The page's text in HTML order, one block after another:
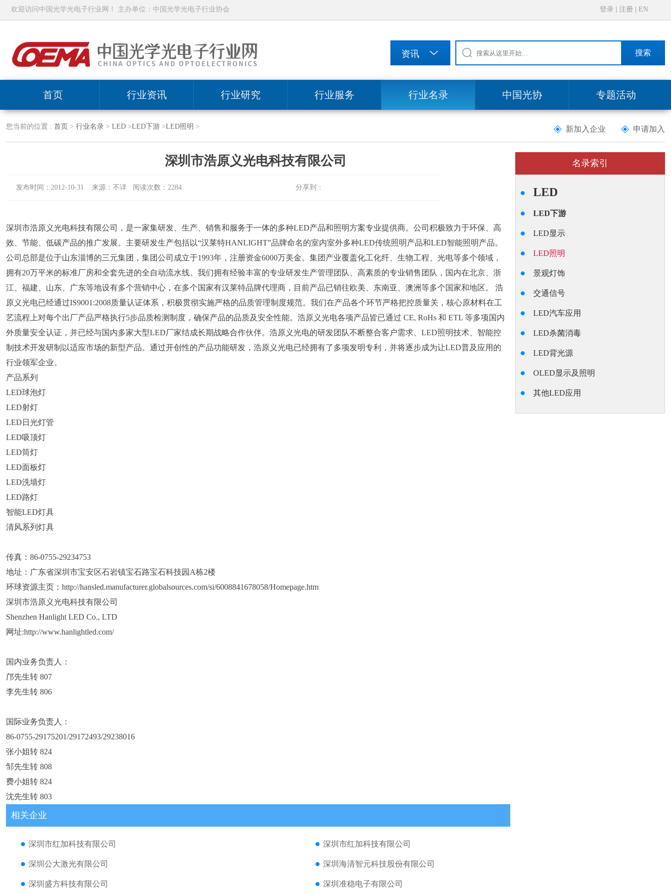
欢迎访问中国光学光电子行业网！ 主办单位：中国光学光电子行业协会 登录 注册 EN
搜索
首页 行业资讯 行业研究 行业服务 行业名录 中国光协 专题活动
您当前的位置 : 首页 > 行业名录 > LED >LED下游 >LED照明 > 新加入企业 申请加入
深圳市浩原义光电科技有限公司
发布时间：2012-10-31 来源：不详 阅读次数：2284 分享到：
深圳市浩原义光电科技有限公司，是一家集研发、生产、销售和服务于一体的多种LED产品和照明方案专业提供商。公司积极致力于环保、高
效、节能、低碳产品的推广发展。主要研发生产包括以“汉莱特HANLIGHT”品牌命名的室内室外多种LED传统照明产品和LED智能照明产品。
公司总部是位于山东淄博的三元集团，集团公司成立于1993年，注册资金6000万美金。集团产业覆盖化工化纤、生物工程、光电等多个领域，
拥有20万平米的标准厂房和全套先进的全自动流水线。我们拥有经验丰富的专业研发生产管理团队、高素质的专业销售团队，国内在北京、浙
江、福建、山东、广东等地设有多个营销中心，在多个国家有汉莱特品牌代理商，目前产品已销往欧美、东南亚、澳洲等多个国家和地区。 浩
原义光电已经通过IS9001:2008质量认证体系，积极贯彻实施严格的品质管理制度规范。我们在产品各个环节严格把控质量关，核心原材料在工
艺流程上对每个出厂产品严格执行5步品质检测制度，确保产品的品质及安全性能。浩原义光电各项产品皆已通过 CE, RoHs 和 ETL 等多项国内
外质量安全认证，并已经与国内多家大型LED厂家结成长期战略合作伙伴。浩原义光电的研发团队不断整合客户需求、LED照明技术、智能控
制技术开发研制以适应市场的新型产品。通过开创性的产品功能研发，浩原义光电已经拥有了多项发明专利，并将逐步成为让LED普及应用的
行业领军企业。
产品系列
LED球泡灯
LED射灯
LED日光灯管
LED吸顶灯
LED筒灯
LED面板灯
LED洗墙灯
LED路灯
智能LED灯具
清风系列灯具
传真：86-0755-29234753
地址：广东省深圳市宝安区石岩镇宝石路宝石科技园A栋2楼
环球资源主页：http://hansled.manufacturer.globalsources.com/si/6008841678058/Homepage.htm
深圳市浩原义光电科技有限公司
Shenzhen Hanlight LED Co., LTD
网址:http://www.hanlightled.com/
国内业务负责人：
邝先生转 807
李先生转 806
国际业务负责人：
86-0755-29175201/29172493/29238016
张小姐转 824
邹先生转 808
费小姐转 824
沈先生转 803
相关企业
深圳市红加科技有限公司
深圳市红加科技有限公司
深圳海清智元科技股份有限公司
深圳公大激光有限公司
深圳准稳电子有限公司
深圳盛方科技有限公司
名录索引
LED
LED下游
LED显示
LED照明
景观灯饰
交通信号
LED汽车应用
LED杀菌消毒
LED背光源
OLED显示及照明
其他LED应用